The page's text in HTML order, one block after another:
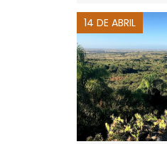
14 DE ABRIL